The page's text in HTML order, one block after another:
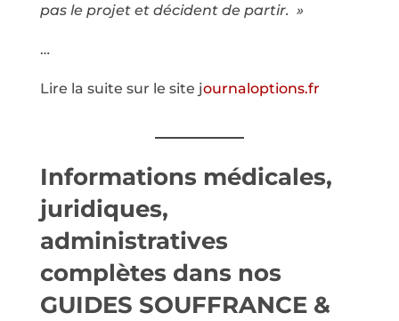
pas le projet et décident de partir. »
…
Lire la suite sur le site journaloptions.fr
Informations médicales,
juridiques,
administratives
complètes dans nos
GUIDES SOUFFRANCE &